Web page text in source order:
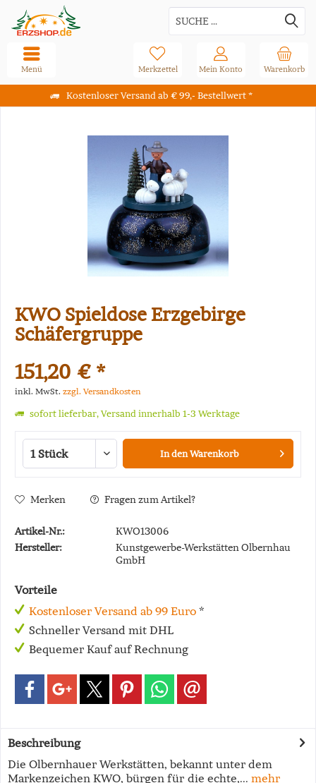
Kostenloser Versand ab € 99,- Bestellwert *
Warenkorb
Merkzettel Mein Konto
Menü
KWO Spieldose Erzgebirge
Schäfergruppe
151,20 € *
inkl. MwSt. zzgl. Versandkosten
sofort lieferbar, Versand innerhalb 1-3 Werktage
In denWarenkorb
Merken Fragen zum Artikel?
Artikel-Nr.:
KWO13006
Hersteller:
Kunstgewerbe-Werkstätten Olbernhau
GmbH
Vorteile
Kostenloser Versand ab 99 Euro *
Schneller Versand mit DHL
Bequemer Kauf auf Rechnung
Beschreibung
Die Olbernhauer Werkstätten, bekannt unter dem
Markenzeichen KWO, bürgen für die echte,... mehr